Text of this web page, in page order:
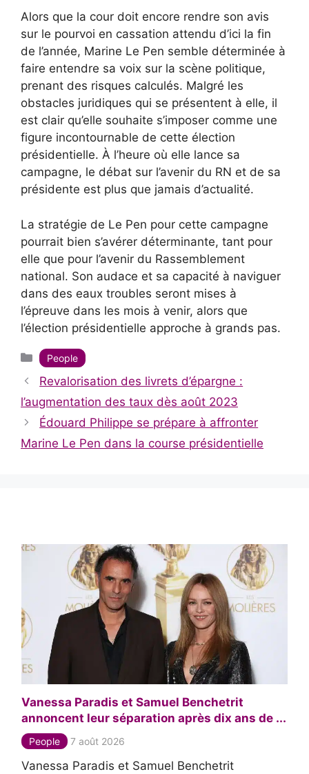
Alors que la cour doit encore rendre son avis
sur le pourvoi en cassation attendu d’ici la fin
de l’année, Marine Le Pen semble déterminée à
faire entendre sa voix sur la scène politique,
prenant des risques calculés. Malgré les
obstacles juridiques qui se présentent à elle, il
est clair qu’elle souhaite s’imposer comme une
figure incontournable de cette élection
présidentielle. À l’heure où elle lance sa
campagne, le débat sur l’avenir du RN et de sa
présidente est plus que jamais d’actualité.
La stratégie de Le Pen pour cette campagne
pourrait bien s’avérer déterminante, tant pour
elle que pour l’avenir du Rassemblement
national. Son audace et sa capacité à naviguer
dans des eaux troubles seront mises à
l’épreuve dans les mois à venir, alors que
l’élection présidentielle approche à grands pas.
Catégories
People
Revalorisation des livrets d’épargne :
l’augmentation des taux dès août 2023
Édouard Philippe se prépare à affronter
Marine Le Pen dans la course présidentielle
Vanessa Paradis et Samuel Benchetrit
annoncent leur séparation après dix ans de ...
People 7 août 2026
Vanessa Paradis et Samuel Benchetrit